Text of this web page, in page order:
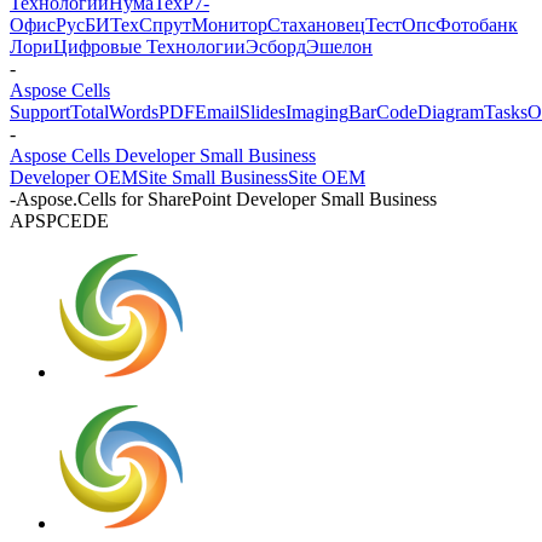
ОфисРусБИТехСпрутМониторСтахановецТестОпсФотобанк
ЛориЦифровые ТехнологииЭсбордЭшелон
-
Aspose Cells
SupportTotalWordsPDFEmailSlidesImagingBarCodeDiagramTasks
-
Aspose Cells Developer Small Business
Developer OEMSite Small BusinessSite OEM
-Aspose.Cells for SharePoint Developer Small Business
APSPCEDE